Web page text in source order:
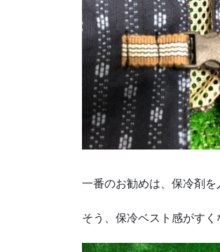
一番のお勧めは、保冷剤を
そう、保冷ベスト感がすく